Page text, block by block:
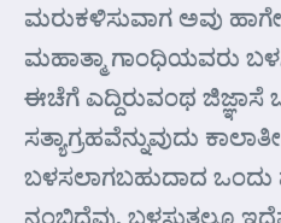
ಮರುಕಳಿಸುವಾಗ ಅವು ಹಾಗೇ
ಮಹಾತ್ಮಾ ಗಾಂಧಿಯವರು
ಈಚೆಗೆ ಎದ್ದಿರುವಂಥ
ಸತ್ಯಾಗ್ರಹವೆನ್ನುವುದು
ಬಳಸಲಾಗಬಹುದಾದ ಒಂದು
ನಂಬಿದ್ದೆವು. ಬಳಸುತ್ತಲೂ